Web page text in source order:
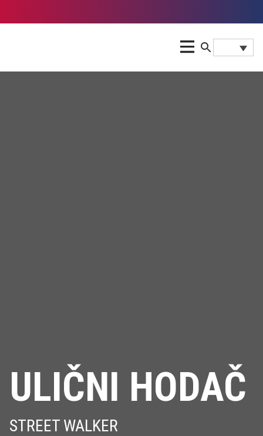
ULIČNI HODAČ
STREET WALKER